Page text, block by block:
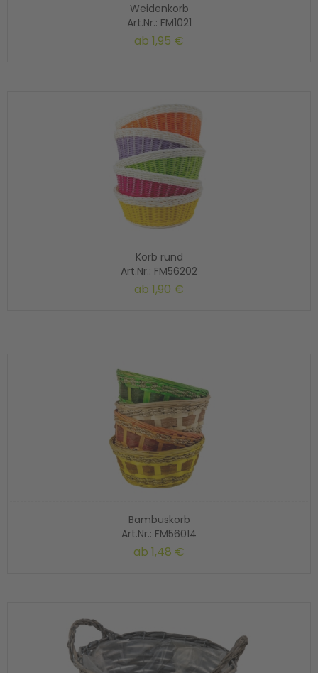
Weidenkorb
Art.Nr.: FM1021
ab 1,95 €
Korb rund
Art.Nr.: FM56202
ab 1,90 €
Bambuskorb
Art.Nr.: FM56014
ab 1,48 €